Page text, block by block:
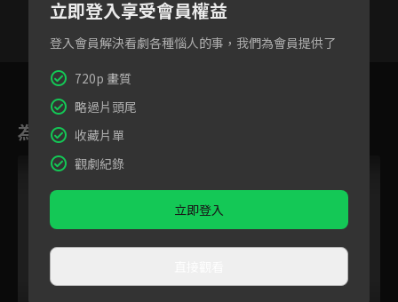
119 120
為您推薦
立即登入享受會員權益
登入會員解決看劇各種惱人的事，我們為會員提供了
720p 畫質
略過片頭尾
收藏片單
觀劇紀錄
立即登入